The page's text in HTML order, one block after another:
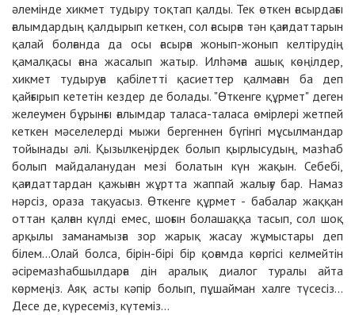
әлемінде хикмет тудыру тоқтап қалды. Тек өткен ғасырдағы
ғалымдардың қалдырып кеткен, сол ғасырға тән қағидаттарын
қалай болғанда да осы ғасырға жонып-жонып келтірудің
қамалқасы ғана жасалып жатыр. Илһәмға ашық көңілдер,
хикмет тудыруға қабілетті қасиеттер қалмаған ба деп
қайғырып кететін кездер де болады. "Өткенге құрмет" деген
желеумен бұрынғы ғалымдар таласа-таласа өмірлері жетпей
кеткен мәселелерді мыжи бергеннен бүгінгі мұсылмандар
тойынады әлі. Қызылкеңірдек болып қырлысудың, мазһаб
болып майдаланудан мезі болатын күн жақын. Себебі,
қағидаттардан қажыған жұртта жаппай жалығу бар. Намаз
нәрсіз, ораза тақуасыз. Өткенге құрмет - бабалар жаққан
оттан қалған күлді емес, шоғын болашаққа тасып, сол шоқ
арқылы заманамызға зор жарық жасау жұмыстары деп
білем...Олай болса, бірін-бірі бір қоғамда көргісі келмейтін
әсіремазһабшылдарға дін аралық диалог туралы айта
көрмеңіз. Аяқ асты кәпір болып, пұшайман халге түсесіз...
Десе де, күресеміз, күтеміз...